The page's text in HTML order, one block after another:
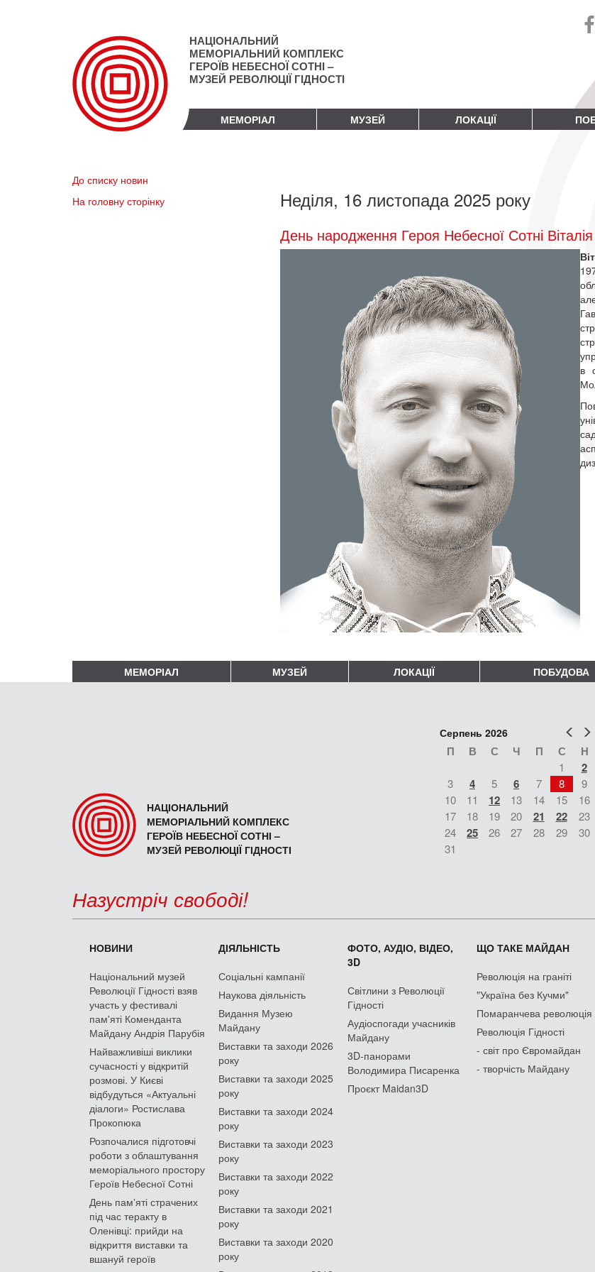
НАЦІОНАЛЬНИЙ
МЕМОРІАЛЬНИЙ КОМПЛЕКС
ГЕРОЇВ НЕБЕСНОЇ СОТНІ –
МУЗЕЙ РЕВОЛЮЦІЇ ГІДНОСТІ
МЕМОРІАЛ МУЗЕЙ ЛОКАЦІЇ
До списку новин
На головну сторінку
Неділя, 16 листопада 2025 року
День народження Героя Небесної Сотні
в
МЕМОРІАЛ МУЗЕЙ ЛОКАЦІЇ ПОБУДОВА
НАЦІОНАЛЬНИЙ
МЕМОРІАЛЬНИЙ КОМПЛЕКС
ГЕРОЇВ НЕБЕСНОЇ СОТНІ –
МУЗЕЙ РЕВОЛЮЦІЇ ГІДНОСТІ
Серпень 2026
П В С Ч П С Н
1 2
3 4 5 6 7 8
9
10
11 12 13 14 15
16
17
18 19 20 21 22
23
24
25 26 27 28 29
30
31
Назустріч свободі!
НОВИНИ
Національний музей
Революції Гідності взяв
участь у фестивалі
пам'яті Коменданта
Майдану Андрія Парубія
Найважливіші виклики
сучасності у відкритій
розмові. У Києві
відбудуться «Актуальні
діалоги» Ростислава
Прокопюка
Розпочалися підготовчі
роботи з облаштування
меморіального простору
Героїв Небесної Сотні
День памʼяті страчених
під час теракту в
Оленівці: прийди на
відкриття виставки та
вшануй героїв
ДІЯЛЬНІСТЬ
Соціальні кампанії
Наукова діяльність
Видання Музею
Майдану
Виставки та заходи 2026
року
Виставки та заходи 2025
року
Виставки та заходи 2024
року
Виставки та заходи 2023
року
Виставки та заходи 2022
року
Виставки та заходи 2021
року
Виставки та заходи 2020
року
ФОТО, АУДІО, ВІДЕО,
3D
Світлини з Революції
Гідності
Аудіоспогади учасників
Майдану
3D-панорами
Володимира Писаренка
Проєкт Maidan3D
ЩО ТАКЕ МАЙДАН
Революція на граніті
"Україна без Кучми"
Помаранчева революція
Революція Гідності
- світ про Євромайдан
- творчість Майдану